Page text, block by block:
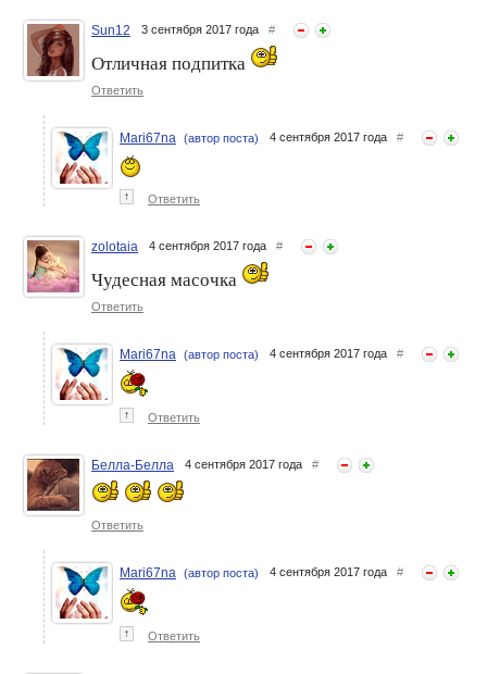
Sun12 3 сентября 2017 года #
Отличная подпитка
Ответить
Mari67na (автор поста) 4 сентября 2017 года #
↑ Ответить
zolotaia 4 сентября 2017 года #
Чудесная масочка
Ответить
Mari67na (автор поста) 4 сентября 2017 года #
↑ Ответить
Белла-Белла 4 сентября 2017 года #
Ответить
Mari67na (автор поста) 4 сентября 2017 года #
↑ Ответить